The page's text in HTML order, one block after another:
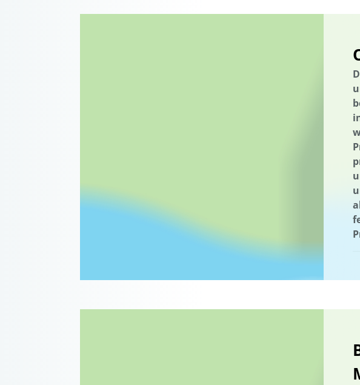
Schutz der
Reduzierung
Ländliche
Holzbau in
Umweltforschung